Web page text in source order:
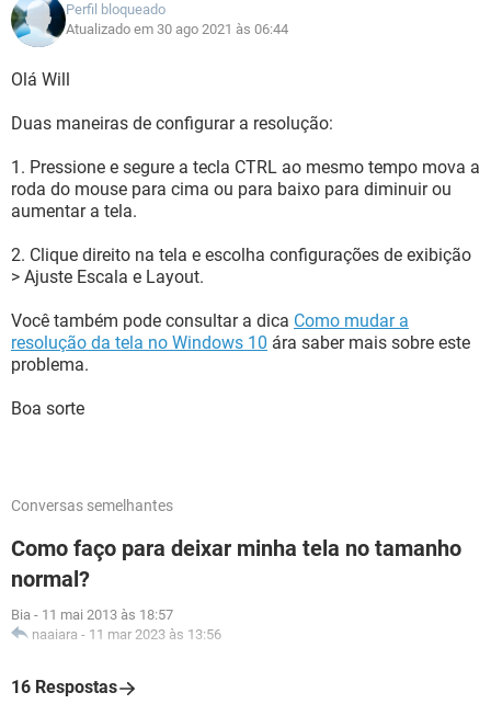
Perfil bloqueado
Atualizado em 30 ago 2021 às 06:44
Olá Will
Duas maneiras de configurar a resolução:
1. Pressione e segure a tecla CTRL ao mesmo tempo mova a
roda do mouse para cima ou para baixo para diminuir ou
aumentar a tela.
2. Clique direito na tela e escolha configurações de exibição
> Ajuste Escala e Layout.
Você também pode consultar a dica Como mudar a
resolução da tela no Windows 10 ára saber mais sobre este
problema.
Boa sorte
Conversas semelhantes
Como faço para deixar minha tela no tamanho
normal?
Bia - 11 mai 2013 às 18:57
naaiara - 11 mar 2023 às 13:56
16 Respostas